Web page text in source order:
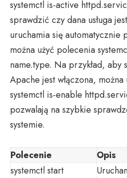
systemctl is-active
sprawdzić czy dana usługa
uruchamia się automatycznie
można użyć polecenia
name.type. Na przykład, aby
Apache jest włączona,
systemctl is-enable
pozwalają na szybkie
systemie.
Polecenie
Opis
systemctl start